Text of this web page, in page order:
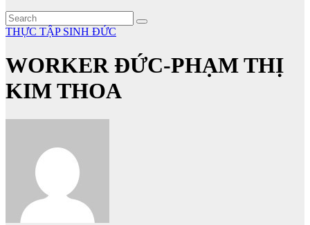
THỰC TẬP SINH ĐỨC
WORKER ĐỨC-PHẠM THỊ
KIM THOA